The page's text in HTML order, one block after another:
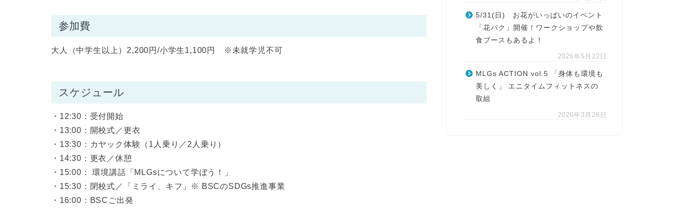
参加費
大人（中学生以上）2,200円/小学生1,100円 ※未就学児不可
スケジュール
・12:30：受付開始
・13:00：開校式／更衣
・13:30：カヤック体験（1人乗り／2人乗り）
・14:30：更衣／休憩
・15:00： 環境講話「MLGsについて学ぼう！」
・15:30：閉校式／「ミライ、キフ」※ BSCのSDGs推進事業
・16:00：BSCご出発
5/31(日) お花がいっぱいのイベント
「花パク」開催！ワークショップや飲
食ブースもあるよ！
2026年5月22日
MLGs ACTION vol.5 「身体も環境も
美しく」 エニタイムフィットネスの
取組
2026年3月26日